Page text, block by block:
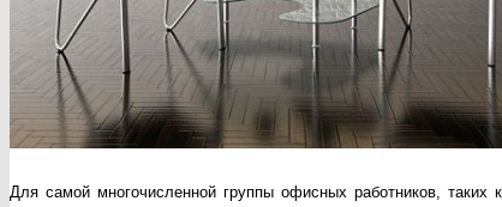
Для самой многочисленной группы офисных работников,